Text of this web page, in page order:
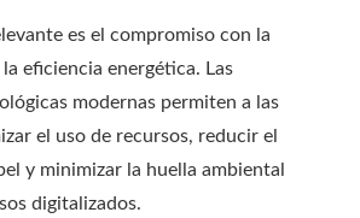
es el compromiso con la
eficiencia energética. Las
modernas permiten a las
el uso de recursos, reducir el
y minimizar la huella ambiental
digitalizados.